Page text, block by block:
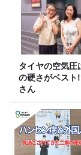
タイヤの空気圧
の硬さがベス
さん